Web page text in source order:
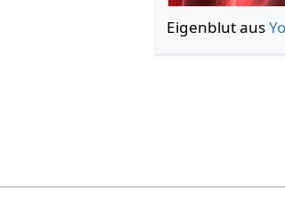
Eigenblut aus